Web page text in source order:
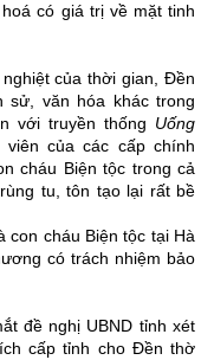
có giá trị về mặt tinh
của thời gian, Đền
sử, văn hóa khác trong
với truyền thống Uống
của các cấp chính
cháu Biện tộc trong cả
tu, tôn tạo lại rất bề
con cháu Biện tộc tại Hà
có trách nhiệm bảo
đề nghị UBND tỉnh xét
cấp tỉnh cho Đền thờ